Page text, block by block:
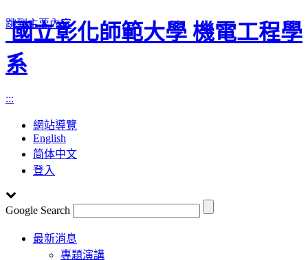
跳到主要內容
國立彰化師範大學 機電工程學
系
:::
網站導覽
English
简体中文
登入
Google Search
Toggle
navigation
最新消息
專題演講